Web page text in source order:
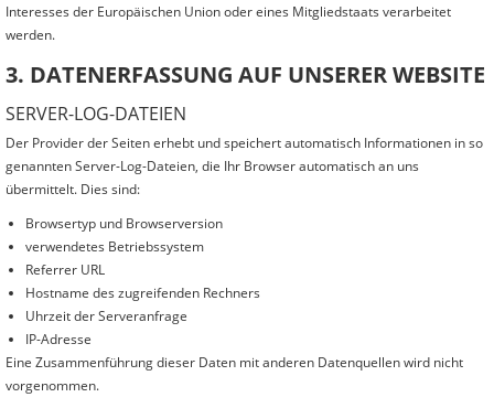
Interesses der Europäischen Union oder eines Mitgliedstaats verarbeitet
werden.
3. DATENERFASSUNG AUF UNSERER WEBSITE
SERVER-LOG-DATEIEN
Der Provider der Seiten erhebt und speichert automatisch Informationen in so
genannten Server-Log-Dateien, die Ihr Browser automatisch an uns
übermittelt. Dies sind:
Browsertyp und Browserversion
verwendetes Betriebssystem
Referrer URL
Hostname des zugreifenden Rechners
Uhrzeit der Serveranfrage
IP-Adresse
Eine Zusammenführung dieser Daten mit anderen Datenquellen wird nicht
vorgenommen.